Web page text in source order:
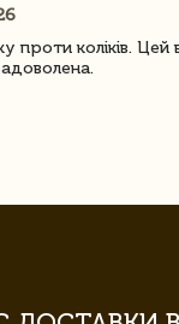
проти коліків. Цей